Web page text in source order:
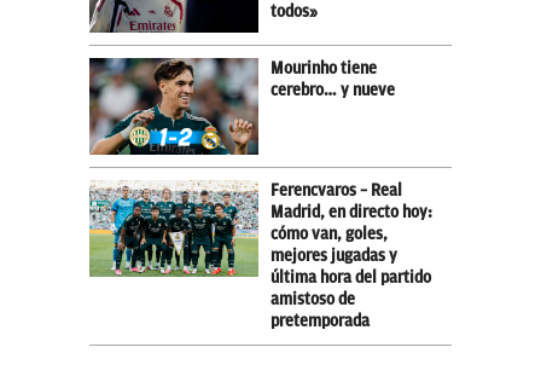
todos»
Mourinho tiene
cerebro… y nueve
Ferencvaros – Real
Madrid, en directo hoy:
cómo van, goles,
mejores jugadas y
última hora del partido
amistoso de
pretemporada